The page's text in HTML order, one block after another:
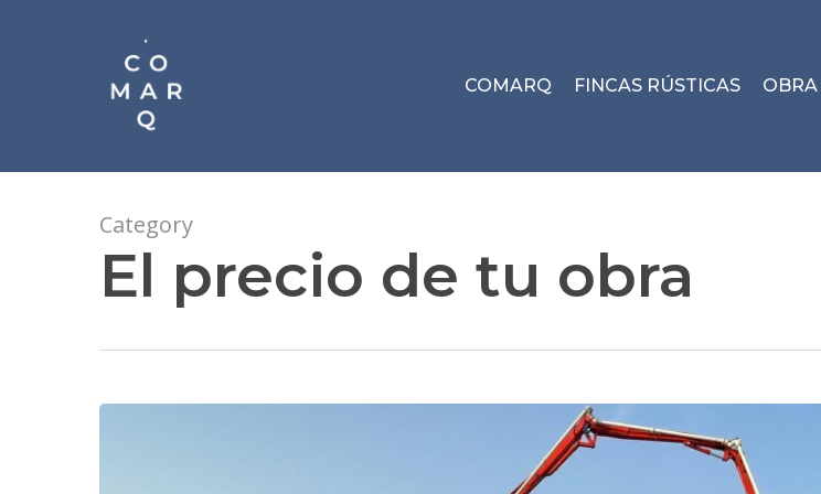
COMARQ FINCAS RÚSTICAS
Category
El precio de tu obra